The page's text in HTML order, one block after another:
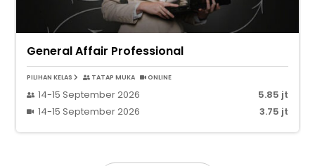
General Affair Professional
PILIHAN KELAS TATAP MUKA ONLINE
14-15 September 2026
5.85 jt
14-15 September 2026
3.75 jt